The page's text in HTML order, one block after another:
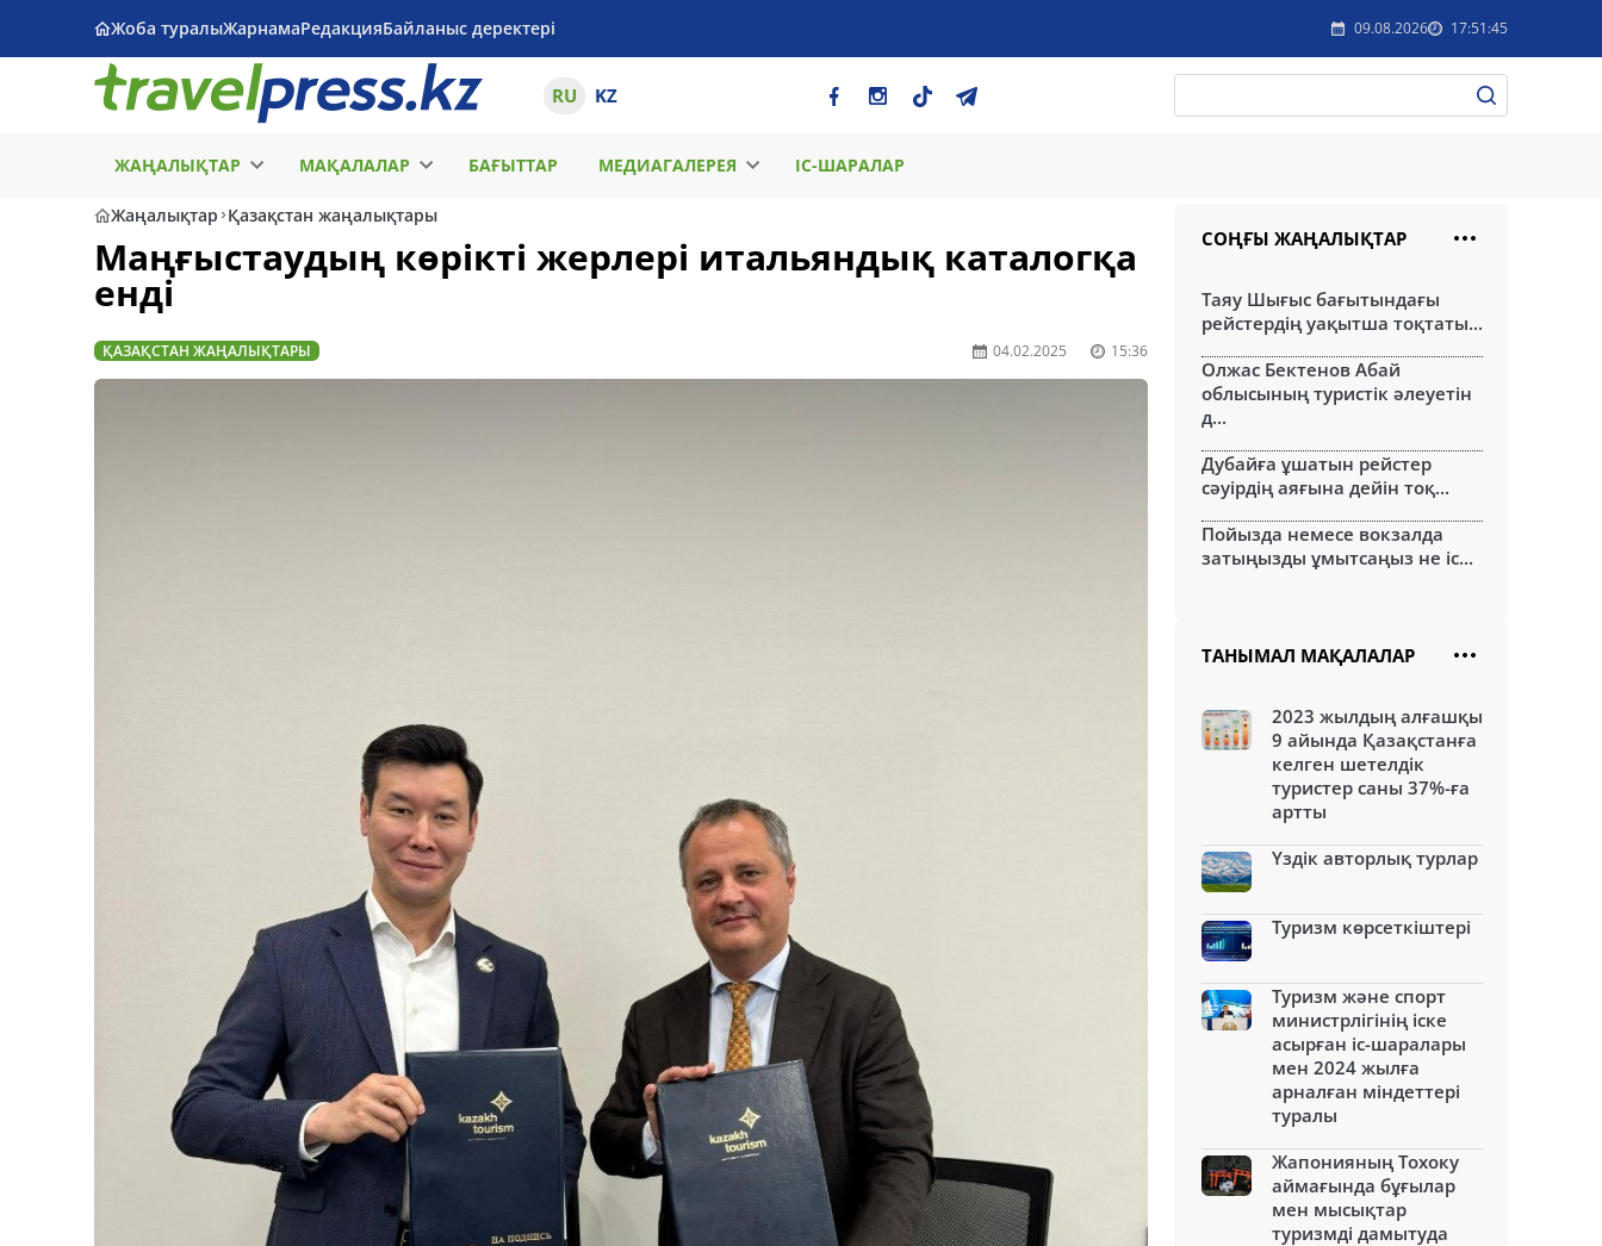
Жоба туралыЖарнамаРедакцияБайланыс деректері 09.08.2026 17:51:45
RU KZ
ЖАҢАЛЫҚТАР МАҚАЛАЛАР БАҒЫТТАР МЕДИАГАЛЕРЕЯ ІС-ШАРАЛАР
Жаңалықтар Қазақстан жаңалықтары
Маңғыстаудың көрікті жерлері итальяндық каталогқа
енді
ҚАЗАҚСТАН ЖАҢАЛЫҚТАРЫ 04.02.2025 15:36
СОҢҒЫ ЖАҢАЛЫҚТАР
Таяу Шығыс бағытындағы
рейстердің уақытша тоқтаты...
Олжас Бектенов Абай
облысының туристік әлеуетін
д...
Дубайға ұшатын рейстер
сәуірдің аяғына дейін тоқ...
Пойызда немесе вокзалда
затыңызды ұмытсаңыз не іс...
ТАНЫМАЛ МАҚАЛАЛАР
2023 жылдың алғашқы
9 айында Қазақстанға
келген шетелдік
туристер саны 37%-ға
артты
Үздік авторлық турлар
Туризм көрсеткіштері
Туризм және спорт
министрлігінің іске
асырған іс-шаралары
мен 2024 жылға
арналған міндеттері
туралы
Жапонияның Тохоку
аймағында бұғылар
мен мысықтар
туризмді дамытуда